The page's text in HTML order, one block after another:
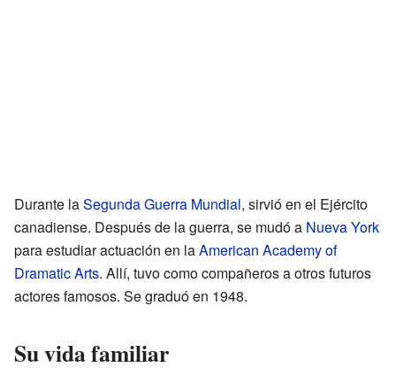
Durante laSegunda Guerra Mundial, sirvió en el Ejército
canadiense. Después de la guerra, se mudó a Nueva York
para estudiar actuación en laAmerican Academy of
Dramatic Arts. Allí, tuvo como compañeros a otros futuros
actores famosos. Se graduó en 1948.
Su vida familiar